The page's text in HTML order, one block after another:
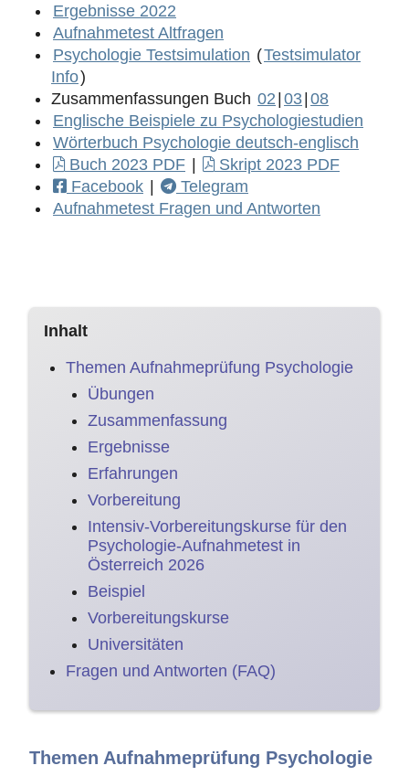
Ergebnisse 2022
Aufnahmetest Altfragen
Psychologie Testsimulation (Testsimulator
Info)
Zusammenfassungen Buch 02 03 08
Englische Beispiele zu Psychologiestudien
Wörterbuch Psychologie deutsch-englisch
Buch 2023 PDF
Skript 2023 PDF
Facebook
Telegram
Aufnahmetest Fragen und Antworten
Inhalt
Themen Aufnahmeprüfung Psychologie
Übungen
Zusammenfassung
Ergebnisse
Erfahrungen
Vorbereitung
Intensiv-Vorbereitungskurse für den
Psychologie-Aufnahmetest in
Österreich 2026
Beispiel
Vorbereitungskurse
Universitäten
Fragen und Antworten (FAQ)
Themen Aufnahmeprüfung Psychologie